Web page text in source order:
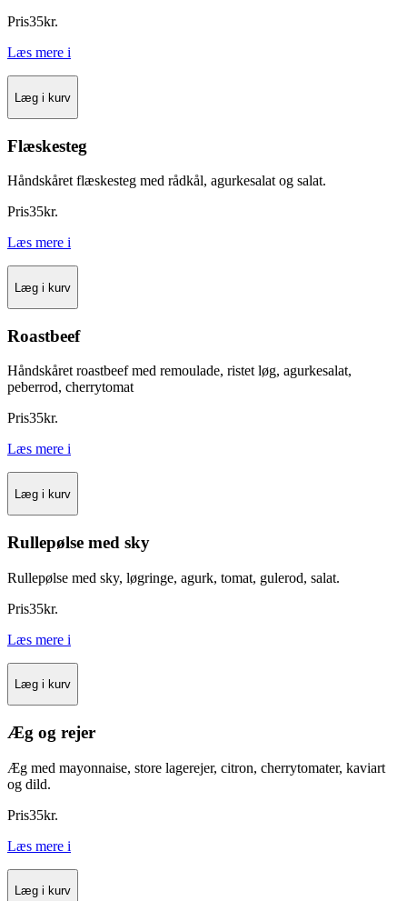
Pris35kr.
Læs mere i
Læg i kurv
Flæskesteg
Håndskåret flæskesteg med rådkål, agurkesalat og salat.
Pris35kr.
Læs mere i
Læg i kurv
Roastbeef
Håndskåret roastbeef med remoulade, ristet løg, agurkesalat,
peberrod, cherrytomat
Pris35kr.
Læs mere i
Læg i kurv
Rullepølse med sky
Rullepølse med sky, løgringe, agurk, tomat, gulerod, salat.
Pris35kr.
Læs mere i
Læg i kurv
Æg og rejer
Æg med mayonnaise, store lagerejer, citron, cherrytomater, kaviart
og dild.
Pris35kr.
Læs mere i
Læg i kurv